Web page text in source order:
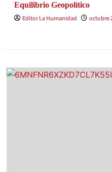
Equilibrio Geopolítico
Editor La Humanidad
octubre